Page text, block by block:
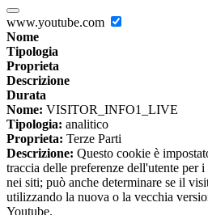
www.youtube.com
Nome
Tipologia
Proprieta
Descrizione
Durata
Nome: VISITOR_INFO1_LIVE
Tipologia: analitico
Proprieta: Terze Parti
Descrizione: Questo cookie è
traccia delle preferenze dell'utente per
nei siti; può anche determinare se il
utilizzando la nuova o la vecchia
Youtube.